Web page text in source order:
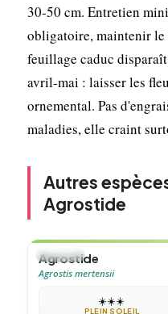
30-50 cm. Entretien
obligatoire, maintenir le
feuillage caduc
avril-mai : laisser les
ornemental. Pas
maladies, elle craint
Autres
Agrostide
🌿HERBE
Agrostide
Agrostis mertensii
☀️☀️☀️
PLEIN SOLEIL